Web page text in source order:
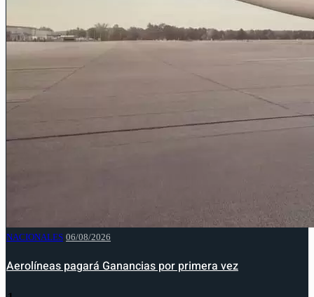
NACIONALES 06/08/2026
Aerolíneas pagará Ganancias por primera vez